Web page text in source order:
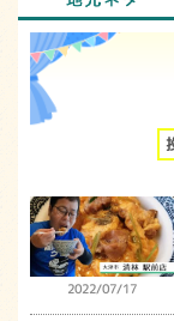
2022/07/17